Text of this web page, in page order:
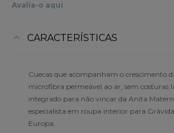
Avalia-o aqui
CARACTERÍSTICAS
Cuecas que acompanham o crescimento
microfibra permeável ao ar, sem costuras
integrado para não vincar da Anita
especialista em roupa interior para
Europa.